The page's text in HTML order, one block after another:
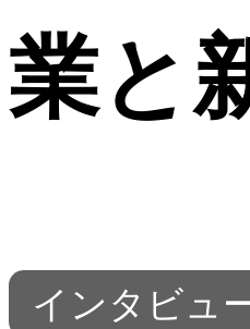
業と
インタビュ